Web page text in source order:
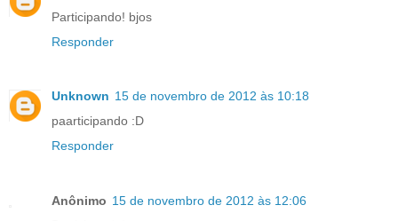
Participando! bjos
Responder
Unknown 15 de novembro de 2012 às 10:18
paarticipando :D
Responder
Anônimo 15 de novembro de 2012 às 12:06